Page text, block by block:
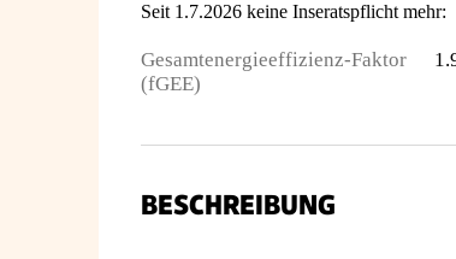
Seit 1.7.2026 keine Inseratspflicht mehr:
Gesamtenergieeffizienz-Faktor
(fGEE)
BESCHREIBUNG